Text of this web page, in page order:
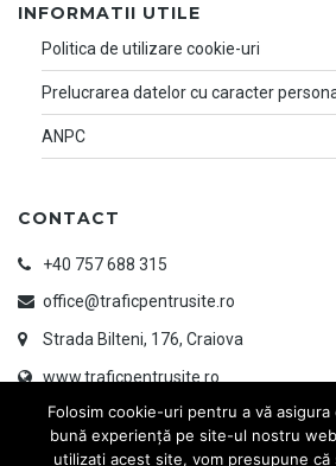
Folosim cookie-uri pentru a vă asigura
bună experiență pe site-ul nostru
utilizați acest site, vom presupune
INFORMATII UTILE
Politica de utilizare cookie-uri
Prelucrarea datelor cu caracter
ANPC
CONTACT
+40 757 688 315
office@traficpentrusite.ro
Strada Bilteni, 176, Craiova
www.traficpentrusite.ro